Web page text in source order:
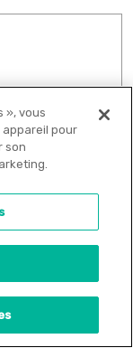
», vous
pour
son